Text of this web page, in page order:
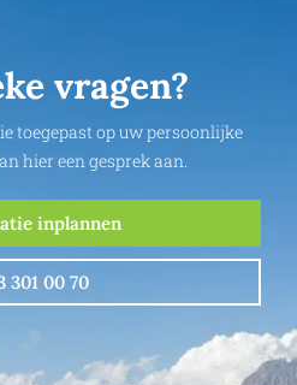
vragen?
toegepast op uw persoonlijke
hier een gesprek aan.
inplannen
301 00 70